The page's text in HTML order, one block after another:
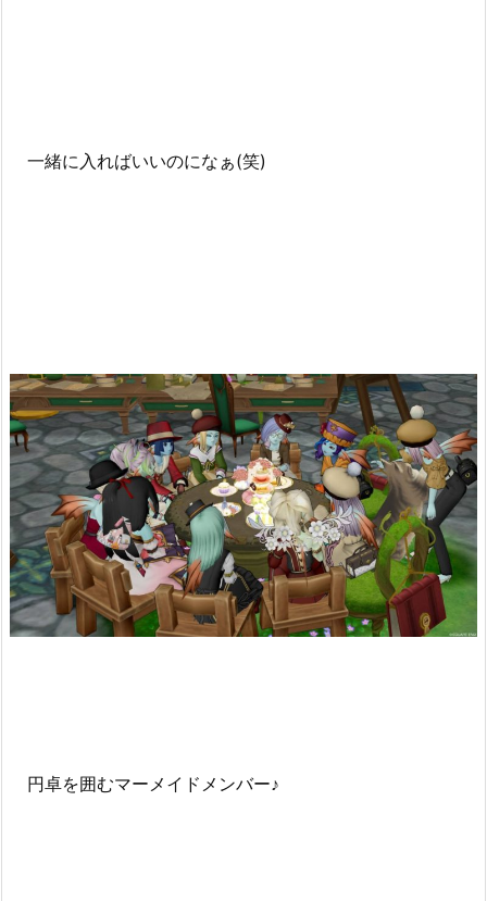
一緒に入ればいいのになぁ(笑)
円卓を囲むマーメイドメンバー♪